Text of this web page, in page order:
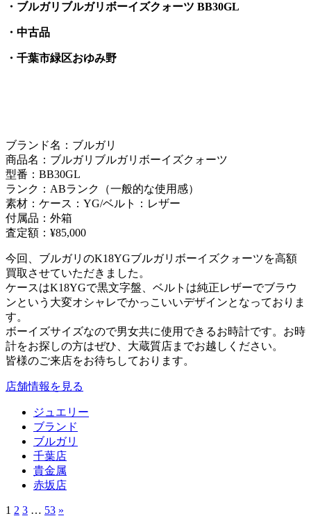
・ブルガリブルガリボーイズクォーツ BB30GL
・中古品
・千葉市緑区おゆみ野
ブランド名：ブルガリ
商品名：ブルガリブルガリボーイズクォーツ
型番：BB30GL
ランク：ABランク（一般的な使用感）
素材：ケース：YG/ベルト：レザー
付属品：外箱
査定額：¥85,000
今回、ブルガリのK18YGブルガリボーイズクォーツを高額
買取させていただきました。
ケースはK18YGで黒文字盤、ベルトは純正レザーでブラウ
ンという大変オシャレでかっこいいデザインとなっておりま
す。
ボーイズサイズなので男女共に使用できるお時計です。お時
計をお探しの方はぜひ、大蔵質店までお越しください。
皆様のご来店をお待ちしております。
店舗情報を見る
ジュエリー
ブランド
ブルガリ
千葉店
貴金属
赤坂店
1 2 3 … 53 »